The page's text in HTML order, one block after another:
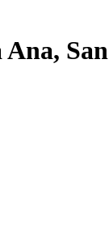
Ana, San